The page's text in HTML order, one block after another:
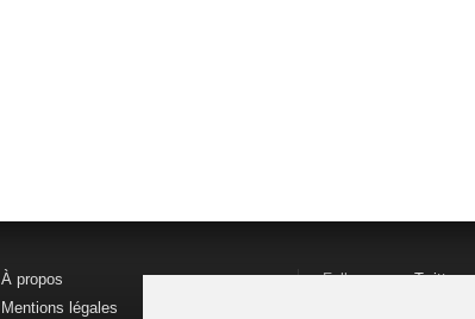
À propos
Mentions légales
Follow us onTwitter